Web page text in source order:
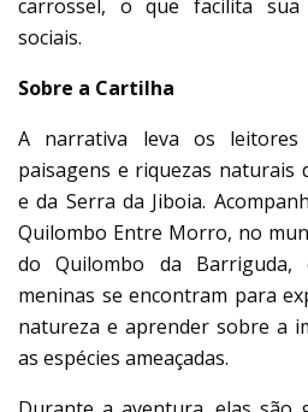
carrossel, o que facilita sua
sociais.
Sobre a Cartilha
A narrativa leva os
paisagens e riquezas naturais
e da Serra da Jiboia.
Quilombo Entre Morro, no
do Quilombo da Barriguda,
meninas se encontram para
natureza e aprender sobre a
as espécies ameaçadas.